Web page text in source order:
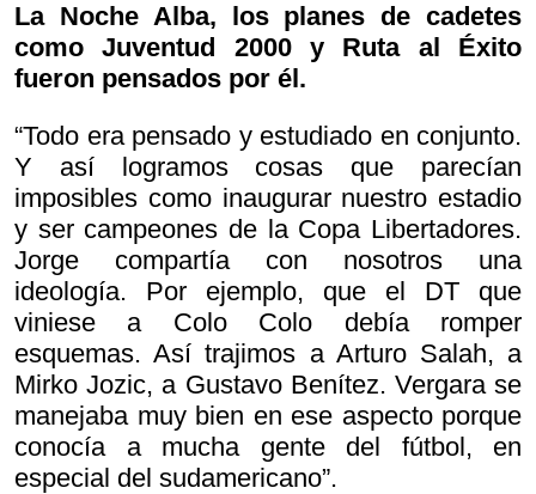
La Noche Alba, los planes de cadetes
como Juventud 2000 y Ruta al Éxito
fueron pensados por él.
“Todo era pensado y estudiado en conjunto.
Y así logramos cosas que parecían
imposibles como inaugurar nuestro estadio
y ser campeones de la Copa Libertadores.
Jorge compartía con nosotros una
ideología. Por ejemplo, que el DT que
viniese a Colo Colo debía romper
esquemas. Así trajimos a Arturo Salah, a
Mirko Jozic, a Gustavo Benítez. Vergara se
manejaba muy bien en ese aspecto porque
conocía a mucha gente del fútbol, en
especial del sudamericano”.